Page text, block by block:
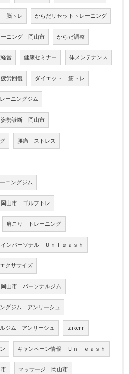
脳トレ からだリセットトレーニング
ーニング 岡山市 からだ調整
営 健康セミナー 体メンテナンス
労回復 ダイエット 筋トレ
ーニングジム
姿勢診断 岡山市
腰痛 ストレス
ニングジム
岡山市 ゴルフトレ
肩こり トレーニング
インパーソナル Ｕｎｌｅａｓｈ
クササイズ
岡山市 パーソナルジム
グジム アンリーシュ
ジム アンリーシュ taikenn
キャンペーン情報 Ｕｎｌｅａｓｈ
マッサージ 岡山市